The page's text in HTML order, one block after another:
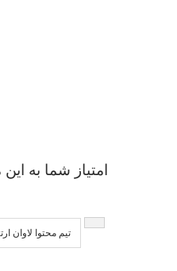
امتیاز شما به
تیم محتوا لاوان